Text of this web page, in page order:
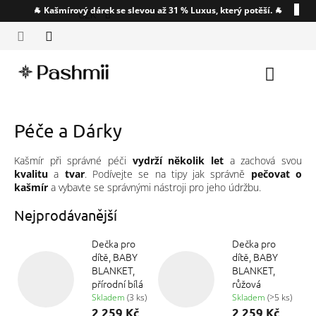
na
obsah
🐐 Kašmírový dárek se slevou až 31 % Luxus, který potěší. 🐐
CZK
Péče a Dárky
Kašmír při správné péči vydrží několik let a zachová svou
kvalitu a tvar. Podívejte se na tipy jak správně pečovat o
kašmír a vybavte se správnými nástroji pro jeho údržbu.
Nejprodávanější
Dečka pro
dítě, BABY
BLANKET,
přírodní bílá
Skladem (3 ks)
Dečka pro
dítě, BABY
BLANKET,
růžová
Skladem (>5 ks)